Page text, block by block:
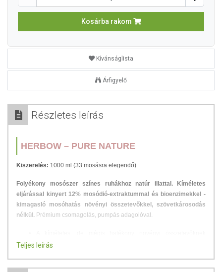
Kosárba rakom
Kívánságlista
Árfigyelő
Részletes leírás
HERBOW – PURE NATURE
Kiszerelés: 1000 ml (33 mosásra elegendő)
Folyékony mosószer színes ruhákhoz natúr illattal.
Kíméletes
eljárással kinyert 12% mosódió-extraktummal és bioenzimekkel -
kimagasló mosóhatás növényi összetevőkkel, szövetkárosodás
nélkül. Prémium csomagolás, pumpás adagolóval.
köszönhetően a pamutpólókat, ingeket és enyhén szennyezett
Teljes leírás